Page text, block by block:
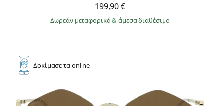
199,90 €
Δωρεάν μεταφορικά& άμεσα διαθέσιμο
Δοκίμασετα online